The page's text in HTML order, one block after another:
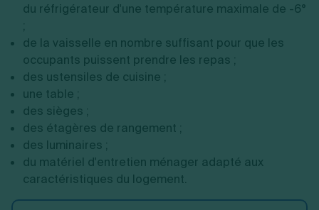
du réfrigérateur d'une température maximale de -6°
;
de la vaisselle en nombre suffisant pour que les
occupants puissent prendre les repas ;
des ustensiles de cuisine ;
une table ;
des sièges ;
des étagères de rangement ;
des luminaires ;
du matériel d'entretien ménager adapté aux
caractéristiques du logement.